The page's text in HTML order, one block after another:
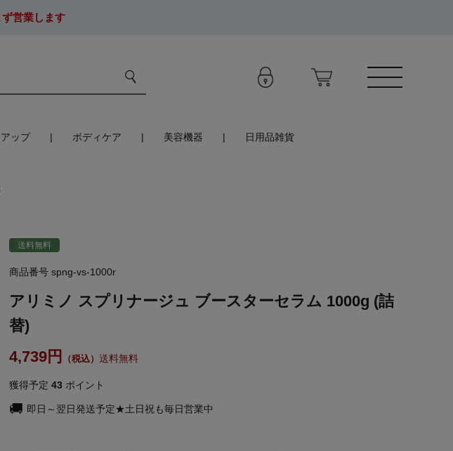
営業します
ップ ボディケア 美容機器 日用品雑貨
送料無料
商品番号 spng-vs-1000r
アリミノ スプリナージュ ブースターセラム 1000g (詰
替)
4,739
送料無料
獲得予定 43 ポイント
即日～翌日発送予定★土日祝も毎日営業中